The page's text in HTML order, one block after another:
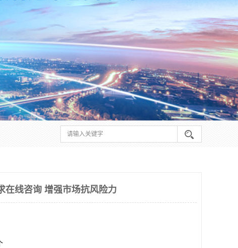
在线咨询 增强市场抗风险力